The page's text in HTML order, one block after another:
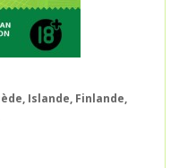
Islande, Finlande,